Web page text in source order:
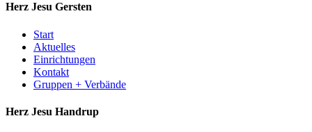
Herz Jesu Gersten
Start
Aktuelles
Einrichtungen
Kontakt
Gruppen + Verbände
Herz Jesu Handrup